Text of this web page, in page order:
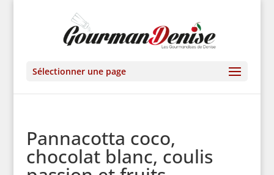
Sélectionner une page
Pannacotta coco,
chocolat blanc, coulis